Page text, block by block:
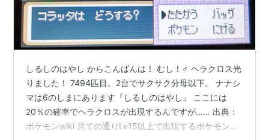
しるしのはやし からこんばんは！ むし！♂ ヘラクロス光
りました！ 7494匹目。2台でサクサク分母以下。 ナナシ
マは6のしまにあります『しるしのはやし』 ここには
20％の確率でヘラクロスが出現するんですが…… 出典：
ポケモンwiki 見ての通りLv15以上で出現するポケモンは